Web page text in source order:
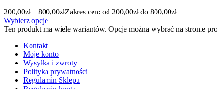
200,00zł – 800,00złZakres cen: od 200,00zł do 800,00zł
Wybierz opcje
Ten produkt ma wiele wariantów. Opcje można wybrać na stronie
Kontakt
Moje konto
Wysyłka i zwroty
Polityka prywatności
Regulamin Sklepu